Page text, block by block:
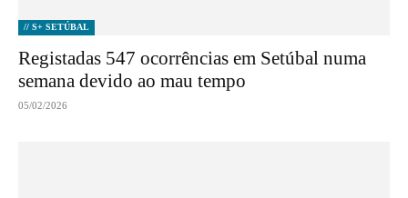
// S+ SETÚBAL
Registadas 547 ocorrências em Setúbal numa
semana devido ao mau tempo
05/02/2026